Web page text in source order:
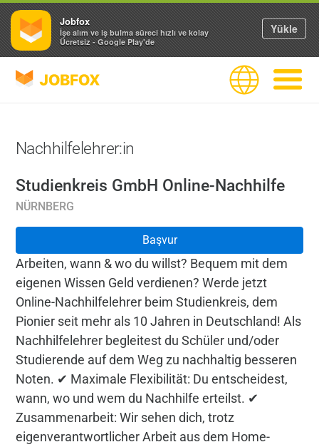
JOBFOX Dil
Nachhilfelehrer:in
Studienkreis GmbH Online-Nachhilfe
NÜRNBERG
Başvur
Arbeiten, wann & wo du willst? Bequem mit dem
eigenen Wissen Geld verdienen? Werde jetzt
Online-Nachhilfelehrer beim Studienkreis, dem
Pionier seit mehr als 10 Jahren in Deutschland! Als
Nachhilfelehrer begleitest du Schüler und/oder
Studierende auf dem Weg zu nachhaltig besseren
Noten. ✔ Maximale Flexibilität: Du entscheidest,
wann, wo und wem du Nachhilfe erteilst. ✔
Zusammenarbeit: Wir sehen dich, trotz
eigenverantwortlicher Arbeit aus dem Home-
Jobfox
İşe alım ve iş bulma süreci hızlı ve kolay
Ücretsiz - Google Play'de
Yükle